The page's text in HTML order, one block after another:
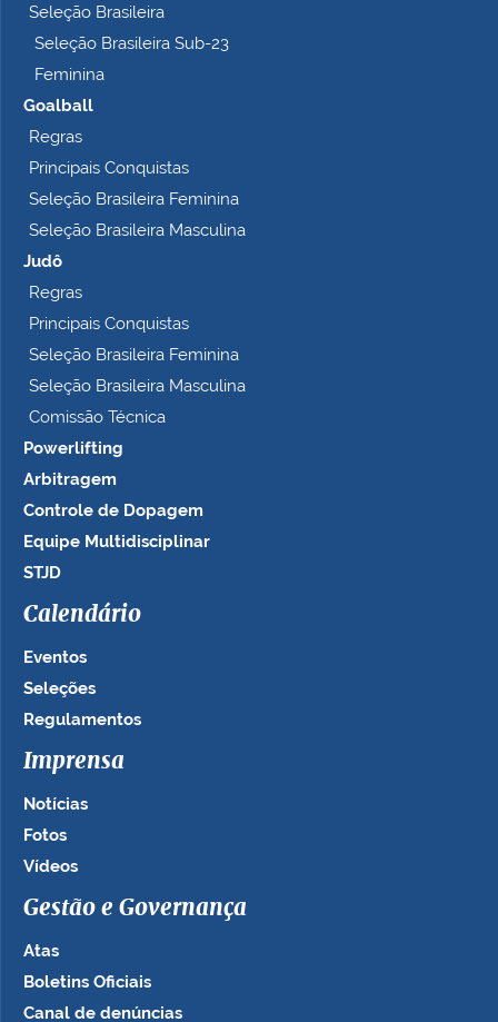
Seleção Brasileira
Seleção Brasileira Sub-23
Feminina
Goalball
Regras
Principais Conquistas
Seleção Brasileira Feminina
Seleção Brasileira Masculina
Judô
Regras
Principais Conquistas
Seleção Brasileira Feminina
Seleção Brasileira Masculina
Comissão Técnica
Powerlifting
Arbitragem
Controle de Dopagem
Equipe Multidisciplinar
STJD
Calendário
Eventos
Seleções
Regulamentos
Imprensa
Notícias
Fotos
Vídeos
Gestão e Governança
Atas
Boletins Oficiais
Canal de denúncias